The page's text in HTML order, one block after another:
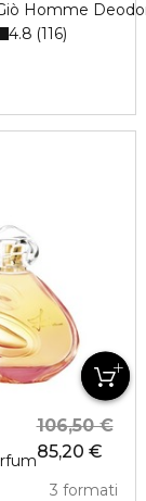
Homme
4.8 116
85,20 €
106,50 €
3 formati